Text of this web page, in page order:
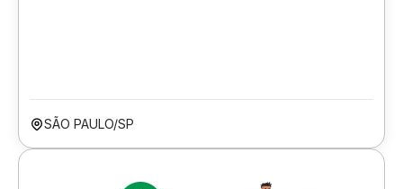
SÃO PAULO/SP